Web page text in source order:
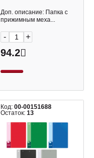
Доп. описание: Папка с
прижимным меха...
- +
94.2
Код:00-00151688
Остаток:13